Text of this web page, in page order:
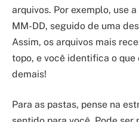
arquivos. Por exemplo, use
MM-DD, seguido de uma
Assim, os arquivos mais
topo, e você identifica o
demais!
Para as pastas, pense na